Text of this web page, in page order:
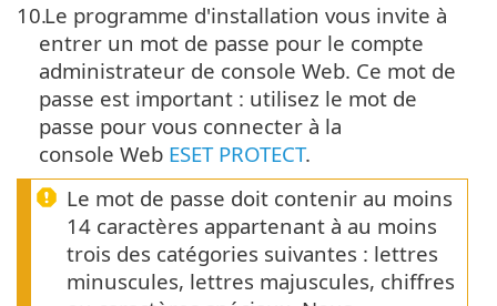
10.Le programme d'installation vous invite à
entrer un mot de passe pour le compte
administrateur de console Web. Ce mot de
passe est important : utilisez le mot de
passe pour vous connecter à la
console Web ESET PROTECT.
Le mot de passe doit contenir au moins
14 caractères appartenant à au moins
trois des catégories suivantes : lettres
minuscules, lettres majuscules, chiffres